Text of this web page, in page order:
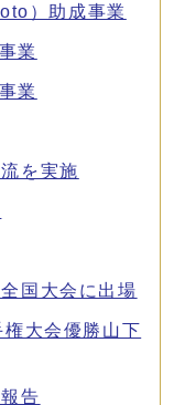
）助成事業
業
業
を実施
国大会に出場
大会優勝山下
告